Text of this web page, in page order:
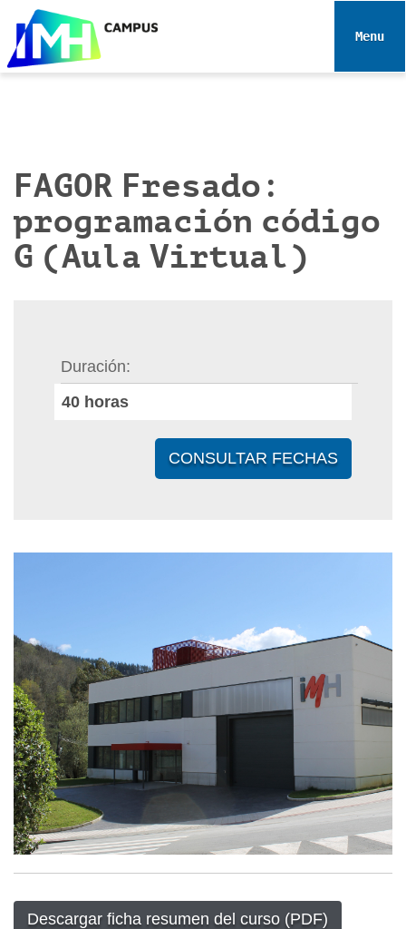
e
Toggle
FAGOR Fresado:
programación código
G (Aula Virtual)
Duración
40 horas
CONSULTAR FECHAS
Descargar ficha resumen del curso (PDF)